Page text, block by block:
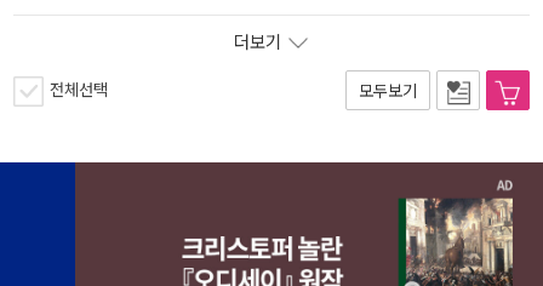
더보기
전체선택 모두보기